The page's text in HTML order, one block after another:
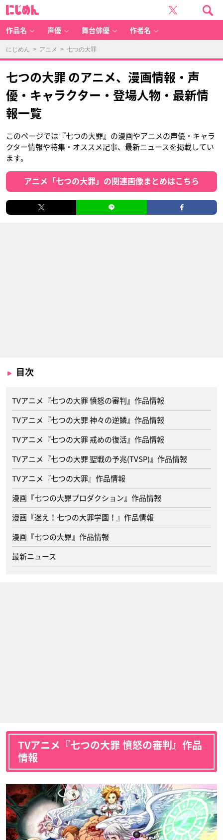
作品名 声優 舞台俳優 作者名
にじめん > アニメ > 七つの大罪
七つの大罪 のアニメ、漫画情報・声
優・キャラクター・登場人物・最新情
報一覧
このページでは『七つの大罪』の漫画やアニメの声優・キャラ
クター情報や特集・オススメ記事、最新ニュースを掲載してい
ます。
アニメ「七つの大罪」の関連画像まとめはこちら
目次
TVアニメ『七つの大罪 憤怒の審判』作品情報
TVアニメ『七つの大罪 神々の逆鱗』作品情報
TVアニメ『七つの大罪 戒めの復活』作品情報
TVアニメ『七つの大罪 聖戦の予兆(TVSP)』作品情報
TVアニメ『七つの大罪』作品情報
漫画『七つの大罪プロダクション』作品情報
漫画『迷え！七つの大罪学園！』作品情報
漫画『七つの大罪』作品情報
最新ニュース
TVアニメ『七つの大罪 憤怒の審判』作品
情報